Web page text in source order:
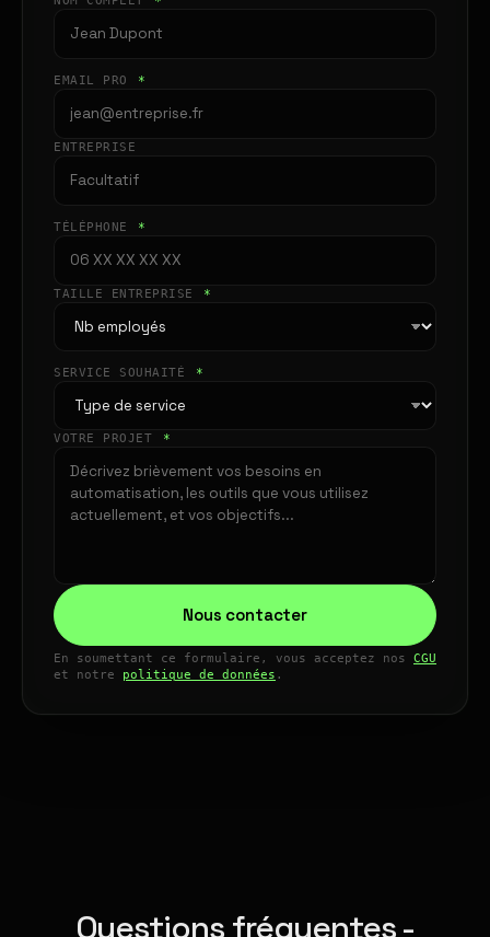
EMAIL PRO *
ENTREPRISE
TÉLÉPHONE *
TAILLE ENTREPRISE *
SERVICE SOUHAITÉ *
VOTRE PROJET *
Nous contacter
En soumettant ce formulaire, vous acceptez nos CGU
et notre politique de données .
Questions fréquentes -